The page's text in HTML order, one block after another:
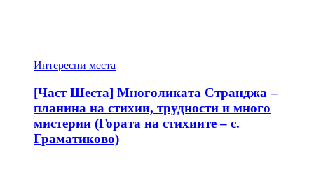
Интересни места
[Част Шеста] Многоликата Странджа –
планина на стихии, трудности и много
мистерии (Гората на стихиите – с.
Граматиково)